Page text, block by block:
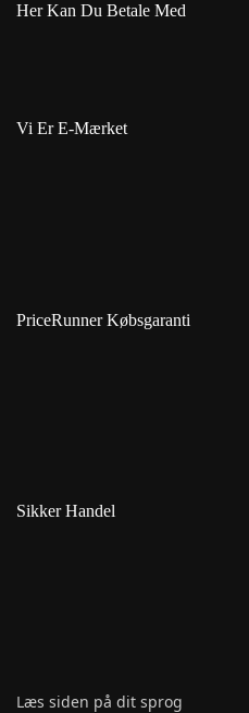
Her Kan Du Betale Med
Vi Er E-Mærket
PriceRunner Købsgaranti
Sikker Handel
Læs siden på dit sprog